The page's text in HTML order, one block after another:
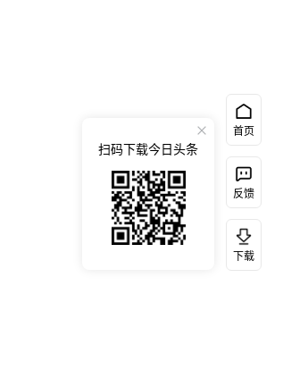
首页
反馈
下载
扫码下载今日头条